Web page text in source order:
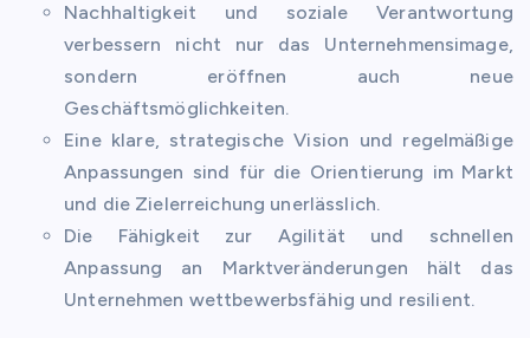
Nachhaltigkeit und soziale Verantwortung
verbessern nicht nur das Unternehmensimage,
sondern eröffnen auch neue
Geschäftsmöglichkeiten.
Eine klare, strategische Vision und regelmäßige
Anpassungen sind für die Orientierung im Markt
und die Zielerreichung unerlässlich.
Die Fähigkeit zur Agilität und schnellen
Anpassung an Marktveränderungen hält das
Unternehmen wettbewerbsfähig und resilient.